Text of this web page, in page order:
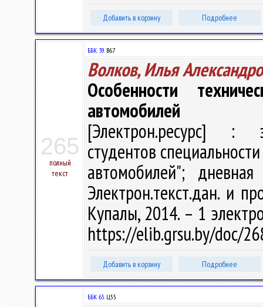
Добавить в корзину Подробнее
265
полный
текст
ББК 39.В67
Волков, Илья
Особенности
автомобилей
[Электрон.ресурс] :
студентов
автомобилей";
Электрон.текст.дан. и
Купалы, 2014. – 1
https://elib.grsu.by/doc/
Добавить в корзину Подробнее
ББК 65.Ц55